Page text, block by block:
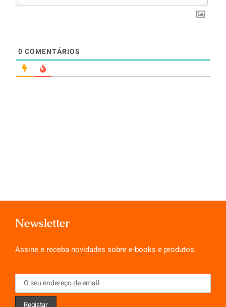
0 COMENTÁRIOS
Newsletter
Assine e receba novidades sobre e-books e produtos.